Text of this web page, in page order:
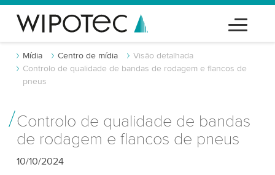
Mídia Centro de mídia
Visão detalhada
Controlo de qualidade de bandas de rodagem e flancos de
pneus
Controlo de qualidade de bandas
de rodagem e flancos de pneus
10/10/2024